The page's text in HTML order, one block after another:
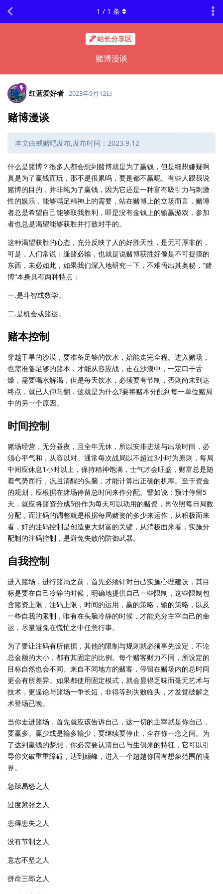
站长分享区
赌博漫谈
1 / 1 条
红蓝爱好者 2023年9月12日
赌博漫谈
本文由戒赌吧发布,发布时间：2023.9.12
什么是赌博？很多人都会想到赌博就是为了赢钱，但是细想嫌疑啊
真是为了赢钱而玩，那不是很累吗，要是都不赢呢。有些人跟我说
赌博的目的，并非纯为了赢钱，因为它还是一种富有吸引力与刺激
性的娱乐，能够满足精神上的需要，站在赌博上的立场而言，赌博
者总是希望自己能够取我胜利，即是没有金钱上的输赢游戏，参加
者也总是渴望能够获胜并打败对手的。
这种渴望获胜的心态，充分反映了人的好胜天性，是无可厚非的，
可是，人们常说：逢赌必输，也就是说赌博获胜好像是不可捉摸的
东西，未必如此，如果我们深入地研究一下，不难悟出其奥秘，“赌
博”本身具有两种特点：
一.是斗智或数学。
二.是机会或赌运。
赌本控制
穿越干旱的沙漠，要准备足够的饮水，始能走完全程。进入赌场，
也需准备足够的赌本，才能从容应战，走在沙漠中，一定口干舌
燥，需要喝水解渴，但是每天饮水，必须要有节制，否则尚未到达
终点，就已人仰马翻，这就是为什么?要将赌本分配到每一单位赌局
中的另一个原因。
时间控制
赌场经营，无分昼夜，且全年无休，所以安排进场与出场时间，必
须心平气和，从容以对。通常每次战局以不超过3小时为原则，每局
中间应休息1小时以上，保持精神饱满，士气才会旺盛，财富总是随
着气势而行，况且清醒的头脑，才能计算出正确的机率。至于资金
的规划，应根据在赌场停留总时间来作分配。譬如说：预计停留5
天，就应将赌资分成5份作为每天可以动用的赌资，再依照每日局数
分配，而注码的调整就是根据每局赌资的多少来运作，从积极面来
看，好的注码控制是创造更大财富的关键，从消极面来看，实施分
配制的注码控制，是避免失败的防御武器。
自我控制
进入赌场，进行赌局之前，首先必须针对自己实施心理建设，其目
标是要在自己冷静的时候，明确地提供自己一些限制，这些限制包
含赌资上限，注码上限，时间的运用，赢的策略，输的策略，以及
一些自我的限制，唯有在头脑冷静的时候，才能充分主宰自己的命
运，尽量避免在慌忙之中任意行事。
为了要让注码有所依据，其他的限制与规则就必须事先设定，不论
总金额的大小，都有其固定的比例。每个赌客财力不同，所设定的
目标自然也会不同。来自不同地方的赌客，停留在赌场内的总时间
更会有所差异。如果都使用固定模式，就会显得乏味而毫无艺术与
技术，更遑论与赌场一争长短，非得等到失败临头，才发觉破解之
术登场已晚。
当你走进赌场，首先就应该告诉自己，这一切的主宰就是你自己，
要赢多。赢少或是输多输少，要继续要停止，全在你一念之间。为
了达到赢钱的梦想，你必需要认清自己与生俱来的特征，它可以引
导你突破重重障碍，达到颠峰，进入一个超越你固有想象范围的境
界。
急躁易怒之人
过度紧张之人
患得患失之人
没有节制之人
意志不坚之人
拼命三郎之人